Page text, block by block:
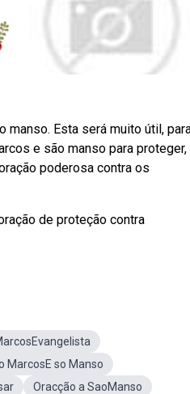
Esta será muito útil,
e são manso para proteger,
poderosa contra os
de proteção contra
MarcosE so Manso
Oracção a SaoManso